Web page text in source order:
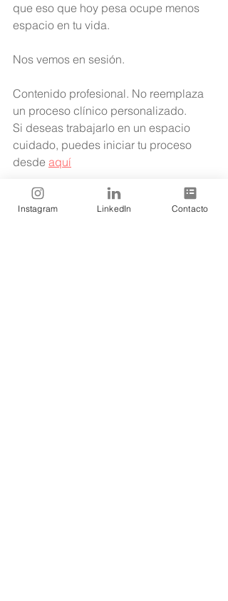
que eso que hoy pesa ocupe menos
espacio en tu vida.
Nos vemos en sesión.
Contenido profesional. No reemplaza
un proceso clínico personalizado.
Si deseas trabajarlo en un espacio
cuidado, puedes iniciar tu proceso
desde aquí
#PrimeraSesionDePsicologia
#PsicologiaOnline #TerapiaOnline
Instagram LinkedIn Contacto